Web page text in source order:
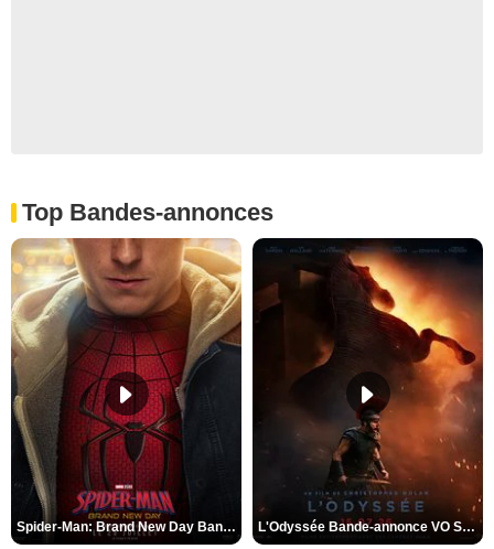
Top Bandes-annonces
Spider-Man: Brand New Day Bande-annonce VO STFR L'Odyssée Bande-annonce VO STFR